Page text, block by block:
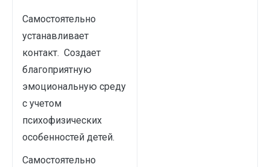
Самостоятельно
устанавливает
контакт. Создает
благоприятную
эмоциональную среду
с учетом
психофизических
особенностей детей.
Самостоятельно